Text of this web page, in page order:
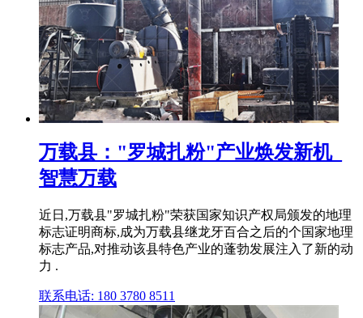
万载县："罗城扎粉"产业焕发新机_
智慧万载
近日,万载县"罗城扎粉"荣获国家知识产权局颁发的地理
标志证明商标,成为万载县继龙牙百合之后的个国家地理
标志产品,对推动该县特色产业的蓬勃发展注入了新的动
力 .
联系电话: 180 3780 8511